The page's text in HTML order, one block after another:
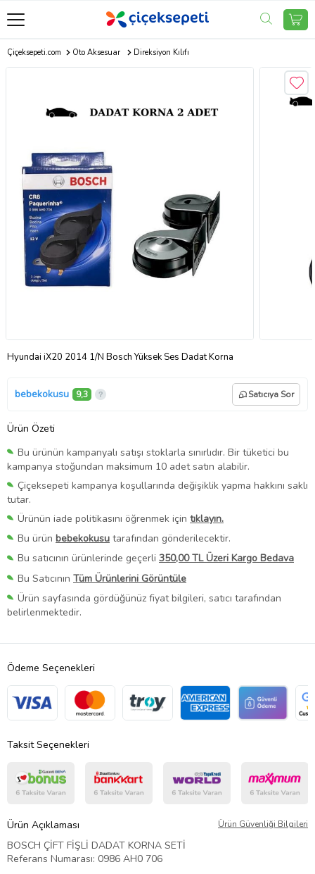
Çiçeksepeti.com Oto Aksesuar Direksiyon Kılıfı
Hyundai iX20 2014 1/N Bosch Yüksek Ses Dadat Korna
bebekokusu 9,3 Satıcıya Sor
Ürün Özeti
Bu ürünün kampanyalı satışı stoklarla sınırlıdır. Bir tüketici bu
kampanya stoğundan maksimum 10 adet satın alabilir.
Çiçeksepeti kampanya koşullarında değişiklik yapma hakkını saklı
tutar.
Ürünün iade politikasını öğrenmek için tıklayın.
Bu ürün bebekokusu tarafından gönderilecektir.
Bu satıcının ürünlerinde geçerli 350,00 TL Üzeri Kargo Bedava
Bu Satıcının Tüm Ürünlerini Görüntüle
Ürün sayfasında gördüğünüz fiyat bilgileri, satıcı tarafından
belirlenmektedir.
Ödeme Seçenekleri
Taksit Seçenekleri
Ürün Açıklaması Ürün Güvenliği Bilgileri
BOSCH ÇİFT FİŞLİ DADAT KORNA SETİ
Referans Numarası: 0986 AH0 706